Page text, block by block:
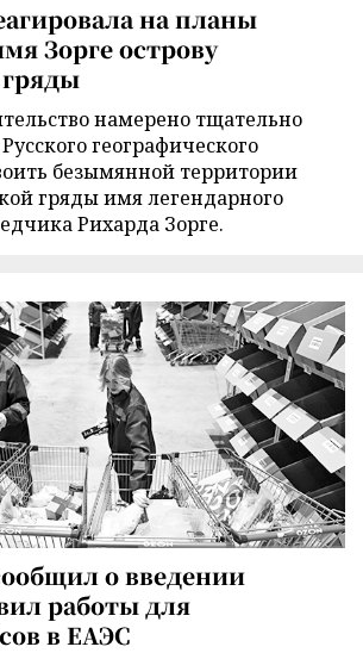
на планы
Зорге острову
намерено тщательно
географического
безымянной территории
гряды имя легендарного
Рихарда Зорге.
о введении
работы для
в ЕАЭС